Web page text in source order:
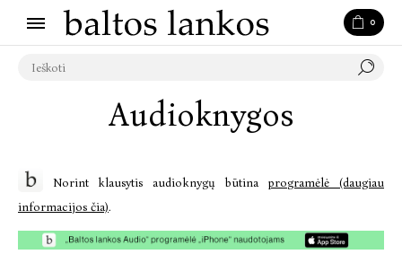
0
Audioknygos
Norint klausytis audioknygų būtina programėlė (daugiau
informacijos čia).